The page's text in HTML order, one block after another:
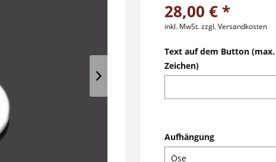
28,00 € *
inkl. MwSt.zzgl. Versandkosten
Text auf dem Button (max.
Zeichen)
Aufhängung